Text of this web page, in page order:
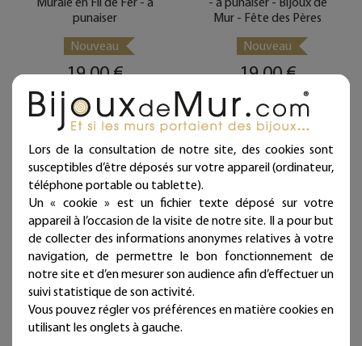
punaiser
Nouveau
19,00 €
Livraison offerte dès
39€ d’achat
(en France métropolitaine)
Mur - Fête des Pères
Nouveau
19,00 €
Livraison offerte dès
39€ d’achat
(en France métropolitaine)
Lors de la consultation de notre site, des cookies sont
susceptibles d’être déposés sur votre appareil (ordinateur,
téléphone portable ou tablette).
Un « cookie » est un fichier texte déposé sur votre
appareil à l’occasion de la visite de notre site. Il a pour but
de collecter des informations anonymes relatives à votre
navigation, de permettre le bon fonctionnement de
notre site et d’en mesurer son audience afin d’effectuer un
suivi statistique de son activité.
Vous pouvez régler vos préférences en matière cookies en
utilisant les onglets à gauche.